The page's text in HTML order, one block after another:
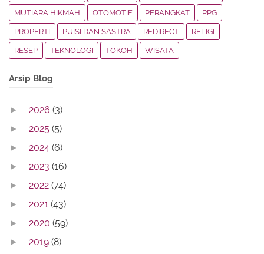
MUTIARA HIKMAH OTOMOTIF PERANGKAT PPG
PROPERTI PUISI DAN SASTRA REDIRECT RELIGI
RESEP TEKNOLOGI TOKOH WISATA
Arsip Blog
► 2026 (3)
► 2025 (5)
► 2024 (6)
► 2023 (16)
► 2022 (74)
► 2021 (43)
► 2020 (59)
► 2019 (8)